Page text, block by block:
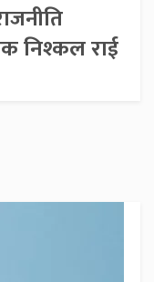
निश्कल राई